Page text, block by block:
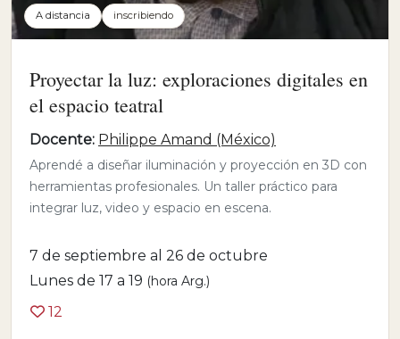
A distancia inscribiendo
Proyectar la luz: exploraciones digitales en
el espacio teatral
Docente: Philippe Amand (México)
Aprendé a diseñar iluminación y proyección en 3D con
herramientas profesionales. Un taller práctico para
integrar luz, video y espacio en escena.
7 de septiembre al 26 de octubre
Lunes de 17 a 19 (hora Arg.)
12